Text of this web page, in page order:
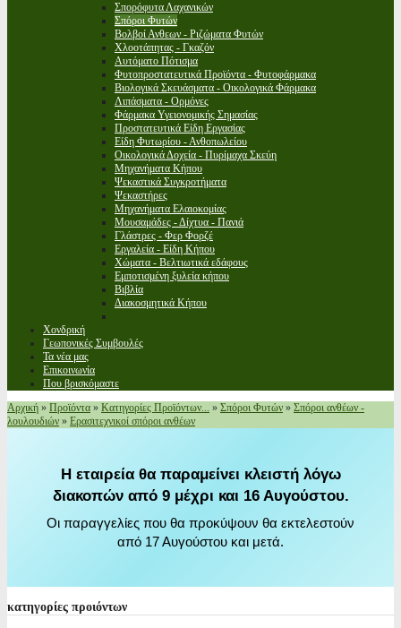
Σπορόφυτα Λαχανικών
Σπόροι Φυτών
Βολβοί Ανθεων - Ριζώματα Φυτών
Χλοοτάπητας - Γκαζόν
Αυτόματο Πότισμα
Φυτοπροστατευτικά Προϊόντα - Φυτοφάρμακα
Βιολογικά Σκευάσματα - Οικολογικά Φάρμακα
Λιπάσματα - Ορμόνες
Φάρμακα Υγειονομικής Σημασίας
Προστατευτικά Είδη Εργασίας
Είδη Φυτωρίου - Ανθοπωλείου
Οικολογικά Δοχεία - Πυρίμαχα Σκεύη
Μηχανήματα Κήπου
Ψεκαστικά Συγκροτήματα
Ψεκαστήρες
Μηχανήματα Ελαιοκομίας
Μουσαμάδες - Δίχτυα - Πανιά
Γλάστρες - Φερ Φορζέ
Εργαλεία - Είδη Κήπου
Χώματα - Βελτιωτικά εδάφους
Εμποτισμένη ξυλεία κήπου
Βιβλία
Διακοσμητικά Κήπου
Χονδρική
Γεωπονικές Συμβουλές
Τα νέα μας
Επικοινωνία
Που βρισκόμαστε
Αρχική » Προϊόντα » Κατηγορίες Προϊόντων... » Σπόροι Φυτών » Σπόροι ανθέων -
λουλουδιών » Ερασιτεχνικοί σπόροι ανθέων
Η εταιρεία θα παραμείνει κλειστή λόγω
διακοπών από 9 μέχρι και 16 Αυγούστου.
Οι παραγγελίες που θα προκύψουν θα εκτελεστούν
από 17 Αυγούστου και μετά.
κατηγορίες προιόντων